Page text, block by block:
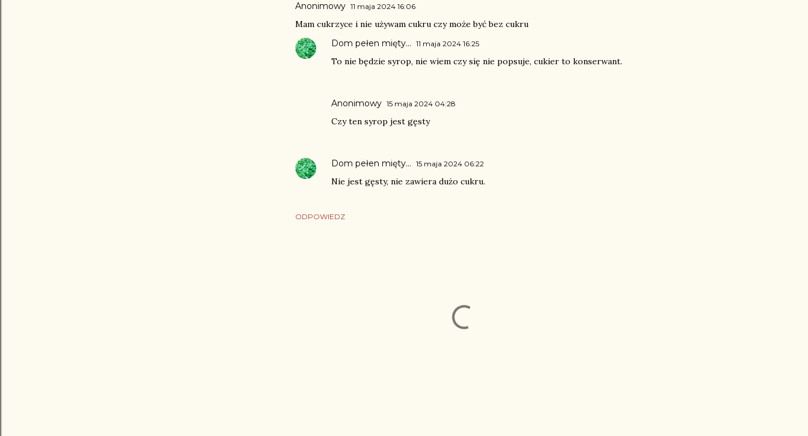
Anonimowy 11 maja 2024 16:06
Mam cukrzyce i nie używam cukru czy może być bez cukru
ODPOWIEDZ
Dom pełen mięty... 11 maja 2024 16:25
To nie będzie syrop, nie wiem czy się nie popsuje, cukier to konserwant.
Anonimowy 15 maja 2024 04:28
Czy ten syrop jest gęsty
Dom pełen mięty... 15 maja 2024 06:22
Nie jest gęsty, nie zawiera dużo cukru.